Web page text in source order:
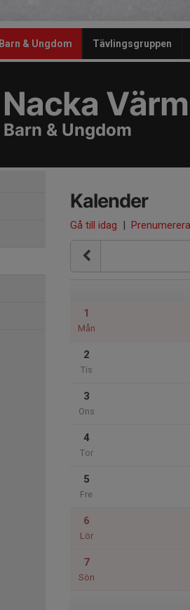
Barn & Ungdom Tävlingsgruppen
Nacka
Barn & Ungdom
Kalender
Gå till idag | Prenumerera
1
Mån
2
Tis
3
Ons
4
Tor
5
Fre
6
Lör
7
Sön